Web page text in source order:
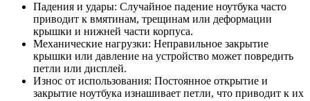
Падения и удары: Случайное падение ноутбука часто
приводит к вмятинам, трещинам или деформации
крышки и нижней части корпуса.
Механические нагрузки: Неправильное закрытие
крышки или давление на устройство может повредить
петли или дисплей.
Износ от использования: Постоянное открытие и
закрытие ноутбука изнашивает петли, что приводит к их